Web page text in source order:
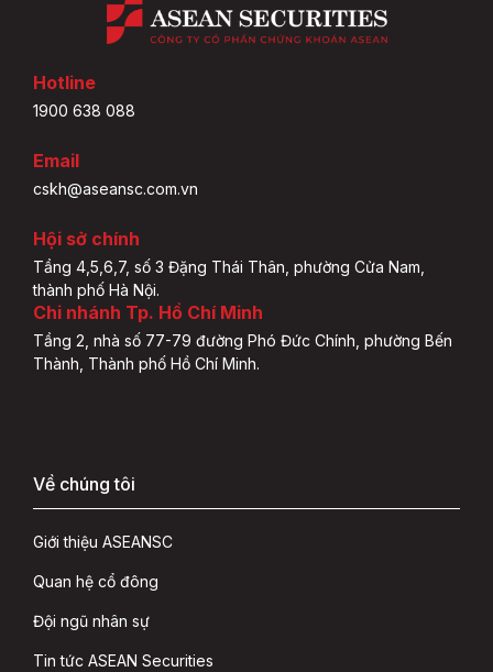
Hotline
1900 638 088
Email
cskh@aseansc.com.vn
Hội sở chính
Tầng 4,5,6,7, số 3 Đặng Thái Thân, phường Cửa Nam,
thành phố Hà Nội.
Chi nhánh Tp. Hồ Chí Minh
Tầng 2, nhà số 77-79 đường Phó Đức Chính, phường Bến
Thành, Thành phố Hồ Chí Minh.
Về chúng tôi
Giới thiệu ASEANSC
Quan hệ cổ đông
Đội ngũ nhân sự
Tin tức ASEAN Securities